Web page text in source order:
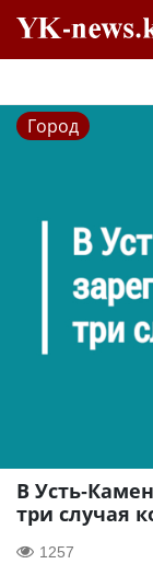
Город
В Усть-
три случая
1257